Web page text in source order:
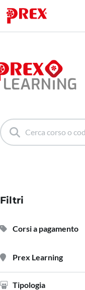
Filtri
Corsi a pagamento
Prex Learning
Tipologia